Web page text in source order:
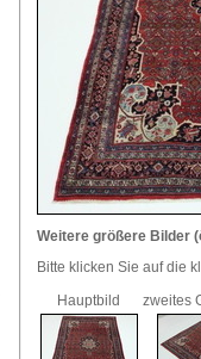
Weitere größere Bilder
Bitte klicken Sie auf die
Hauptbild
zweites